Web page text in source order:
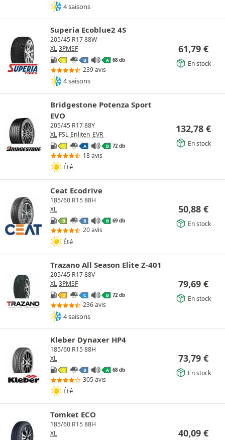
4 saisons
Superia Ecoblue2 4S
205/45 R17 88W
XL 3PMSF
C B A 68 db
239 avis
4 saisons
61,79 €
En stock
Bridgestone Potenza Sport
EVO
205/45 R17 88Y
XL FSL Enliten EVR
C A B 72 db
18 avis
Été
132,78 €
En stock
Ceat Ecodrive
185/60 R15 88H
XL
B B B 69 db
20 avis
Été
50,88 €
En stock
Trazano All Season Elite Z-401
205/45 R17 88V
XL 3PMSF
D C B 72 db
236 avis
4 saisons
79,69 €
En stock
Kleber Dynaxer HP4
185/60 R15 88H
XL
C B A 68 db
305 avis
Été
73,79 €
En stock
Tomket ECO
185/60 R15 88H
XL
40,09 €